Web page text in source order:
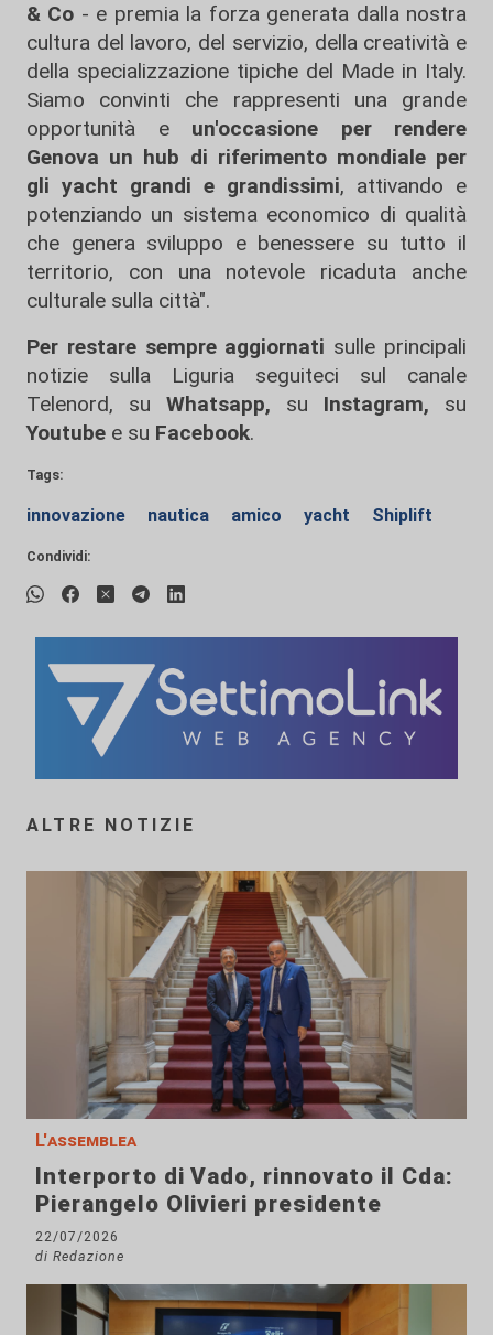
& Co - e premia la forza generata dalla nostra
cultura del lavoro, del servizio, della creatività e
della specializzazione tipiche del Made in Italy.
Siamo convinti che rappresenti una grande
opportunità e un'occasione per rendere
Genova un hub di riferimento mondiale per
gli yacht grandi e grandissimi, attivando e
potenziando un sistema economico di qualità
che genera sviluppo e benessere su tutto il
territorio, con una notevole ricaduta anche
culturale sulla città".
Per restare sempre aggiornati sulle principali
notizie sulla Liguria seguiteci sul canale
Telenord, su
Whatsapp, su Instagram, su
Youtube e su Facebook.
Tags:
innovazione nautica amico yacht Shiplift
Condividi:
ALTRE NOTIZIE
L'assemblea
Interporto di Vado, rinnovato il Cda:
Pierangelo Olivieri presidente
22/07/2026
di Redazione